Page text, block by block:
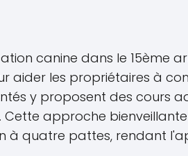
canine dans le 15ème
aider les propriétaires à
y proposent des cours
Cette approche
à quatre pattes, rendant